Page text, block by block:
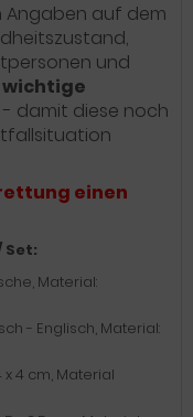
Angaben auf dem
und
wichtige
- damit diese noch
einen
Set:
Material:
- Englisch, Material:
4 cm, Material